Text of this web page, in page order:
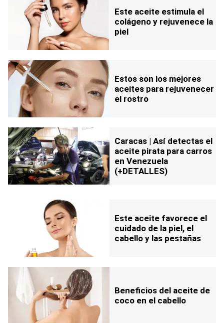
Este aceite estimula el
colágeno y rejuvenece la
piel
Estos son los mejores
aceites para rejuvenecer
el rostro
Caracas | Así detectas el
aceite pirata para carros
en Venezuela
(+DETALLES)
Este aceite favorece el
cuidado de la piel, el
cabello y las pestañas
Beneficios del aceite de
coco en el cabello